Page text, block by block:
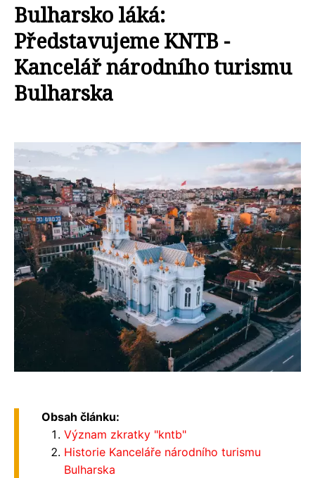
Bulharsko láká:
Představujeme KNTB -
Kancelář národního turismu
Bulharska
Obsah článku:
Význam zkratky "kntb"
Historie Kanceláře národního turismu
Bulharska